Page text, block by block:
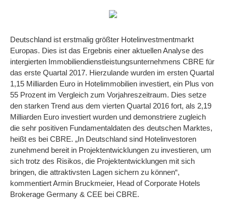
Deutschland ist erstmalig größter Hotelinvestmentmarkt
Europas. Dies ist das Ergebnis einer aktuellen Analyse des
intergierten Immobiliendienstleistungsunternehmens CBRE für
das erste Quartal 2017. Hierzulande wurden im ersten Quartal
1,15 Milliarden Euro in Hotelimmobilien investiert, ein Plus von
55 Prozent im Vergleich zum Vorjahreszeitraum. Dies setze
den starken Trend aus dem vierten Quartal 2016 fort, als 2,19
Milliarden Euro investiert wurden und demonstriere zugleich
die sehr positiven Fundamentaldaten des deutschen Marktes,
heißt es bei CBRE. „In Deutschland sind Hotelinvestoren
zunehmend bereit in Projektentwicklungen zu investieren, um
sich trotz des Risikos, die Projektentwicklungen mit sich
bringen, die attraktivsten Lagen sichern zu können“,
kommentiert Armin Bruckmeier, Head of Corporate Hotels
Brokerage Germany & CEE bei CBRE.